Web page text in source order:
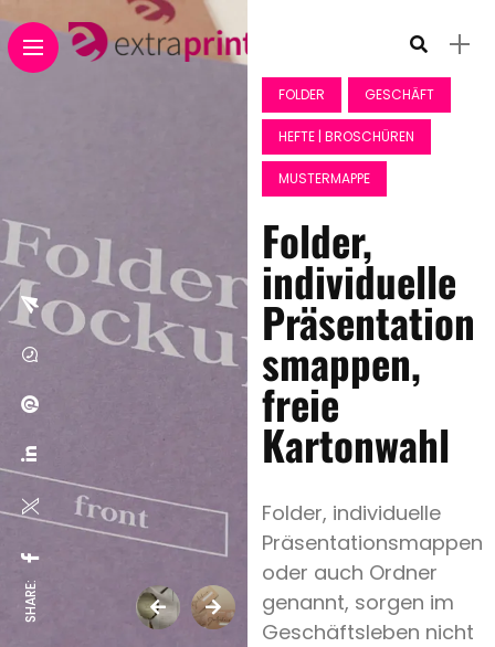
SHARE:
FOLDER GESCHÄFT
HEFTE | BROSCHÜREN
MUSTERMAPPE
Folder,
individuelle
Präsentation
smappen,
freie
Kartonwahl
Folder, individuelle
Präsentationsmappen
oder auch Ordner
genannt, sorgen im
Geschäftsleben nicht